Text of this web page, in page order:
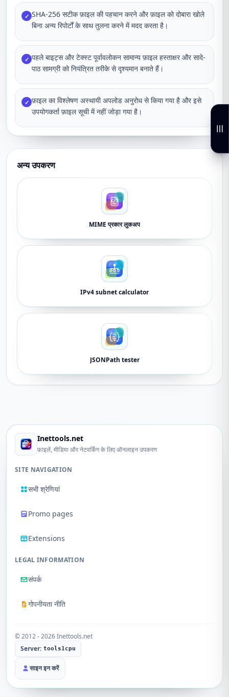
✓ SHA-256 सटीक फ़ाइल की पहचान करने और फ़ाइल को दोबारा खोले
बिना अन्य रिपोर्टों के साथ तुलना करने में मदद करता है।
✓ पहले बाइट्स और टेक्स्ट पूर्वावलोकन सामान्य फ़ाइल हस्ताक्षर और सादे-
पाठ सामग्री को नियंत्रित तरीके से दृश्यमान बनाते हैं।
✓ फ़ाइल का विश्लेषण अस्थायी अपलोड अनुरोध से किया गया है और इसे
उपयोगकर्ता फ़ाइल सूची में नहीं जोड़ा गया है।
अन्य उपकरण
MIME प्रकार लुकअप
IPv4 subnet calculator
JSONPath tester
Inettools.net
फ़ाइलें, मीडिया और नेटवर्किंग के लिए ऑनलाइन उपकरण
SITE NAVIGATION
सभी श्रेणियां
Promo pages
Extensions
LEGAL INFORMATION
संपर्क
गोपनीयता नीति
© 2012 - 2026 Inettools.net
Server: tools1cpu
साइन इन करें